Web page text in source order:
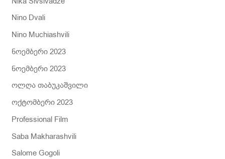
Nino Dvali
Nino Muchiashvili
ნოემბერი 2023
ნოემბერი 2023
ოლღა თაბუკაშვილი
ოქტომბერი 2023
Professional Film
Saba Makharashvili
Salome Gogoli